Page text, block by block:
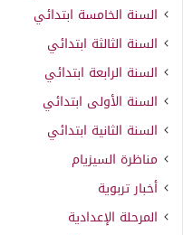
السنة الخامسة ابتدائي
السنة الثالثة ابتدائي
السنة الرابعة ابتدائي
السنة الأولى ابتدائي
السنة الثانية ابتدائي
مناظرة السيزيام
أخبار تربوية
المرحلة الإعدادية